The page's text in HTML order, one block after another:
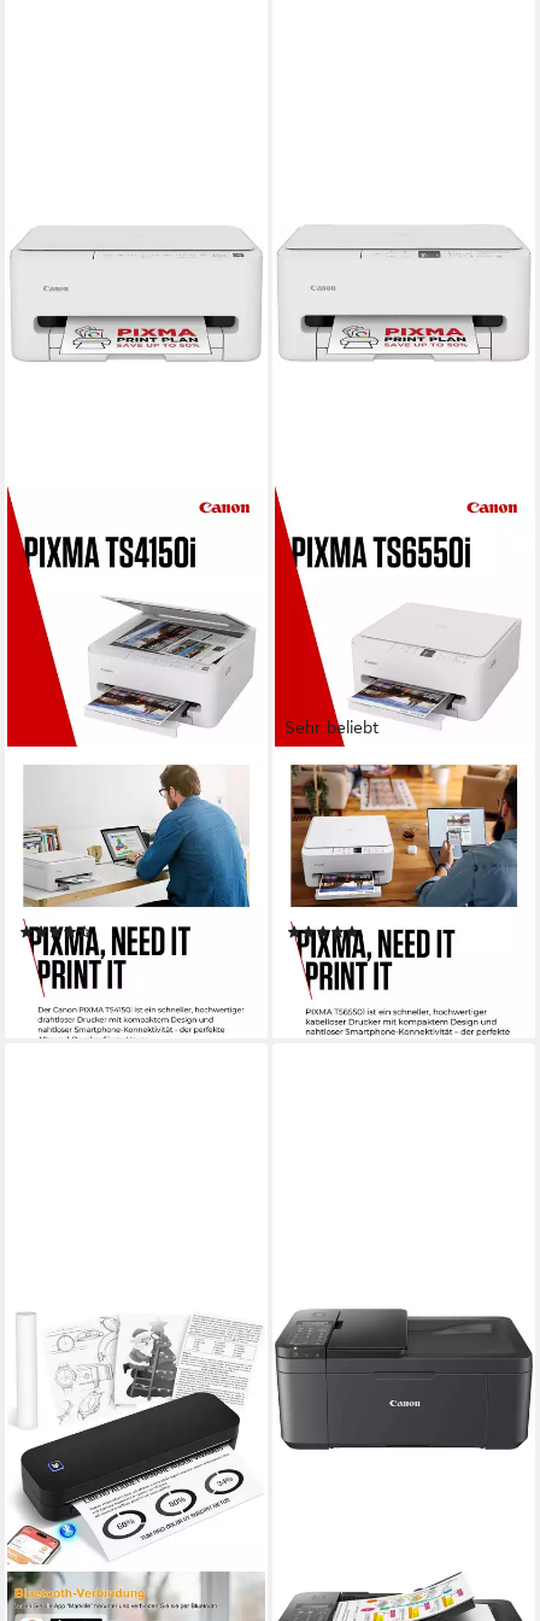
Multifunktionsdrucker
1200 x 1200 dpi Auflösung s/w Druck
1200 x 1200 dpi Auflösung Farb Druck
1200 x 2400 dpi
Auflösung Scan
(45)
ab 61,94 €
lieferbar - in 2-3 Werktagen bei dir
Sehr beliebt
CANON
PIXMA TS6550i
Multifunktionsdrucker
1200 x 1200 dpi
Auflösung Farb Druck
1200 x 2400 dpi
Auflösung Scan
Tintendruck Druckverfahren
(28)
ab 72,95 € UVP119,00 €
-39%
lieferbar - in 1-2 Werktagen bei dir